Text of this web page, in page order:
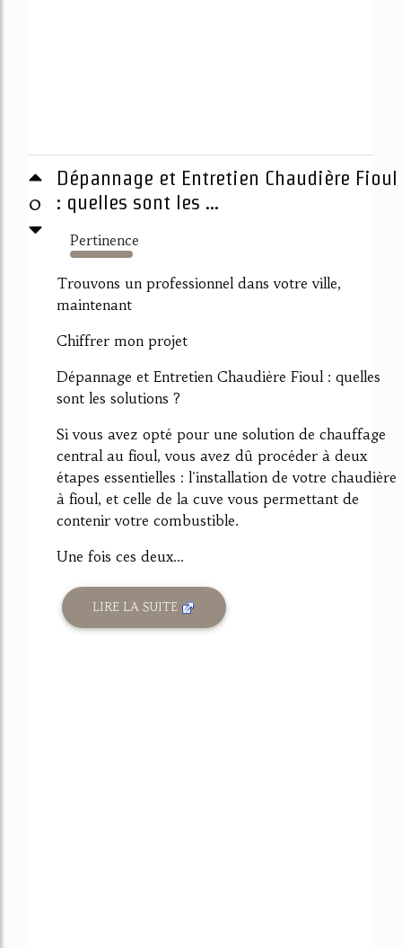
0
Dépannage et Entretien Chaudière Fioul
: quelles sont les ...
Pertinence
8108%
Trouvons un professionnel dans votre ville,
maintenant
Chiffrer mon projet
Dépannage et Entretien Chaudière Fioul : quelles
sont les solutions ?
Si vous avez opté pour une solution de chauffage
central au fioul, vous avez dû procéder à deux
étapes essentielles : l'installation de votre chaudière
à fioul, et celle de la cuve vous permettant de
contenir votre combustible.
Une fois ces deux...
LIRE LA SUITE